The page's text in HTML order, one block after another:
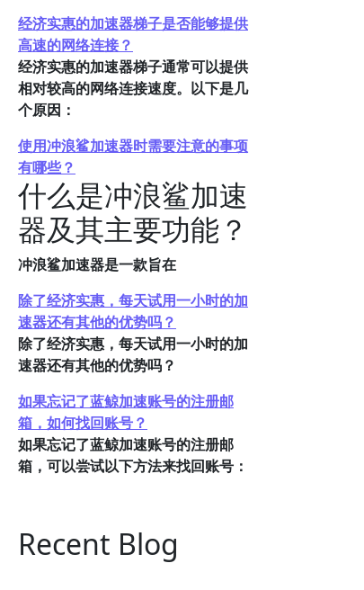
经济实惠的加速器梯子是否能够提供
高速的网络连接？
经济实惠的加速器梯子通常可以提供
相对较高的网络连接速度。以下是几
个原因：
使用冲浪鲨加速器时需要注意的事项
有哪些？
什么是冲浪鲨加速
器及其主要功能？
冲浪鲨加速器是一款旨在
除了经济实惠，每天试用一小时的加
速器还有其他的优势吗？
除了经济实惠，每天试用一小时的加
速器还有其他的优势吗？
如果忘记了蓝鲸加速账号的注册邮
箱，如何找回账号？
如果忘记了蓝鲸加速账号的注册邮
箱，可以尝试以下方法来找回账号：
Recent Blog